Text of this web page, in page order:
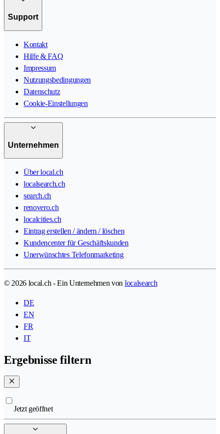
Support
Kontakt
Hilfe & FAQ
Impressum
Nutzungsbedingungen
Datenschutz
Cookie-Einstellungen
Unternehmen
Über local.ch
localsearch.ch
search.ch
renovero.ch
localcities.ch
Eintrag erstellen / ändern / löschen
Kundencenter für Geschäftskunden
Unerwünschtes Telefonmarketing
© 2026 local.ch - Ein Unternehmen von localsearch
DE
EN
FR
IT
Ergebnisse filtern
Jetzt geöffnet